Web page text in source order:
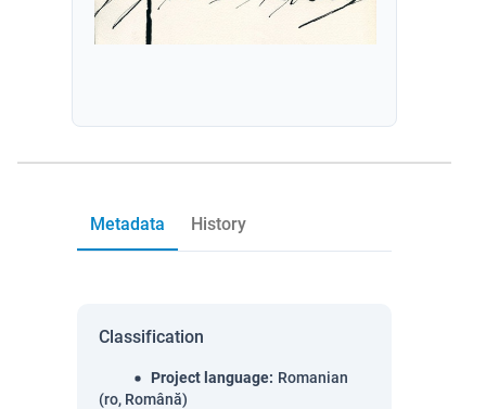
Metadata History
Classification
Project language: Romanian
(ro, Română)